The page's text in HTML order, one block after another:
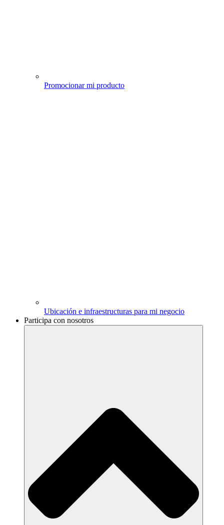
Promocionar mi producto
Ubicación e infraestructuras para mi negocio
Participa con nosotros